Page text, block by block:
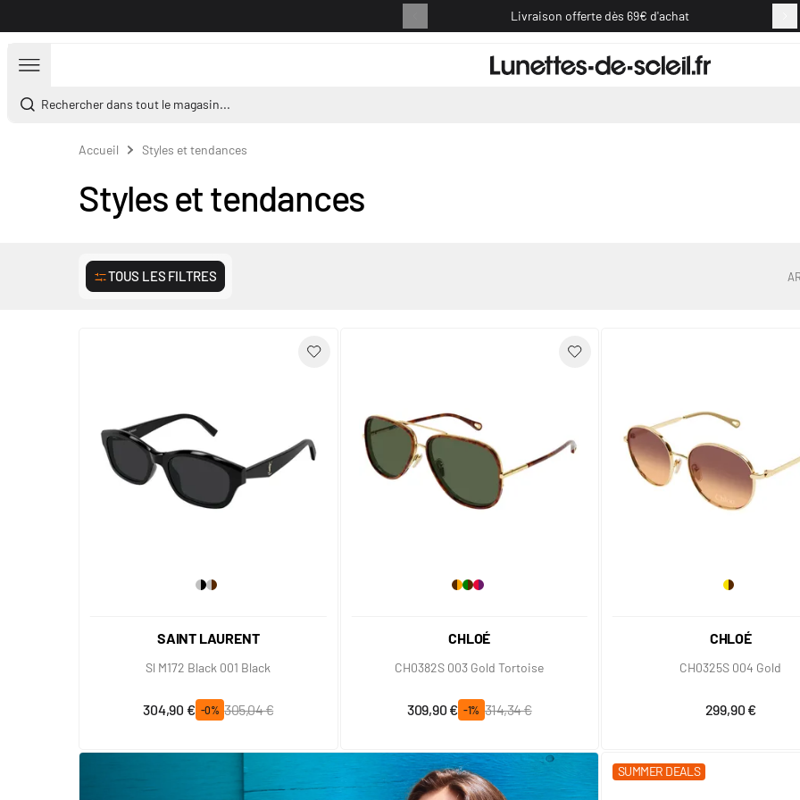
Livraison offerte dès 69€ d'achat
Rechercher dans tout le magasin...
Accueil Styles et tendances
Styles et tendances
TOUS LES FILTRES
SAINT LAURENT
Sl M172 Black 001 Black
Prix spécial
304,90 € -0%
Prix normal
305,04 €
CHLOÉ
CH0382S 003 Gold Tortoise
Prix spécial
309,90 € -1%
Prix normal
314,34 €
CHLOÉ
CH0325S 004 Gold
299,90 €
SUMMER DEALS